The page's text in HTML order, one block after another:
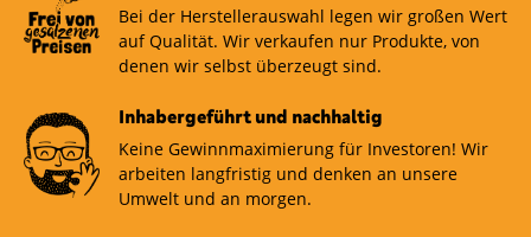
Bei der Herstellerauswahl legen wir großen Wert
auf Qualität. Wir verkaufen nur Produkte, von
denen wir selbst überzeugt sind.
Inhabergeführt und nachhaltig
Keine Gewinnmaximierung für Investoren! Wir
arbeiten langfristig und denken an unsere
Umwelt und an morgen.